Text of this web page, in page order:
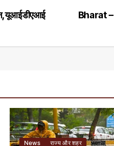
Bharat –
News राज्य और शहर